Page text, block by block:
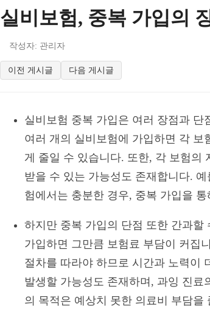
실비보험, 중복 가입의
작성자: 관리자
이전 게시글 다음 게시글
실비보험 중복 가입은 여러 장점과
여러 개의 실비보험에 가입하면 각
게 줄일 수 있습니다. 또한, 각 보험의
받을 수 있는 가능성도 존재합니다.
험에서는 충분한 경우, 중복 가입을
하지만 중복 가입의 단점 또한 간과할
가입하면 그만큼 보험료 부담이 커집
절차를 따라야 하므로 시간과 노력이
발생할 가능성도 존재하며, 과잉 진
의 목적은 예상치 못한 의료비 부담